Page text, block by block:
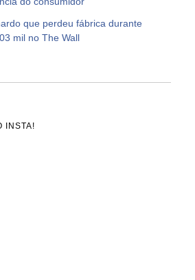
que perdeu fábrica durante
mil no The Wall
INSTA!